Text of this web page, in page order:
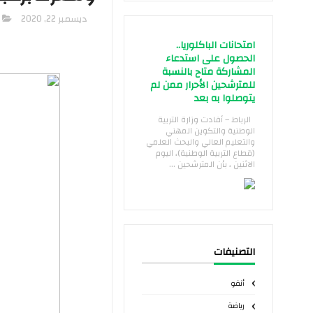
امتحانات الباكلوريا..
الحصول على استدعاء
المشاركة متاح بالنسبة
للمترشحين الأحرار ممن لم
يتوصلوا به بعد
الرباط – أفادت وزارة التربية
الوطنية والتكوين المهني
والتعليم العالي والبحث العلمي
(قطاع التربية الوطنية)، اليوم
الاثنين ، بأن المترشحين ...
التصنيفات
أنفو
رياضة
ديسمبر 22, 2020